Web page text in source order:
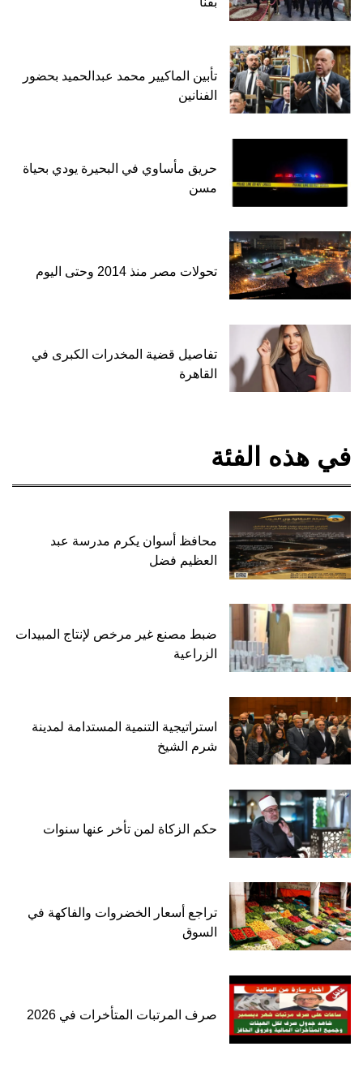
تأبين الماكيير محمد عبدالحميد بحضور
الفنانين
حريق مأساوي في البحيرة يودي بحياة
مسن
تحولات مصر منذ 2014 وحتى اليوم
تفاصيل قضية المخدرات الكبرى في
القاهرة
في هذه الفئة
محافظ أسوان يكرم مدرسة عبد
العظيم فضل
ضبط مصنع غير مرخص لإنتاج المبيدات
الزراعية
استراتيجية التنمية المستدامة لمدينة
شرم الشيخ
حكم الزكاة لمن تأخر عنها سنوات
تراجع أسعار الخضروات والفاكهة في
السوق
صرف المرتبات المتأخرات في 2026